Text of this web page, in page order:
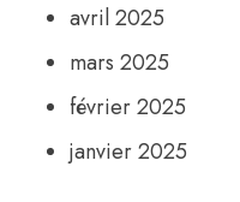
avril 2025
mars 2025
février 2025
janvier 2025